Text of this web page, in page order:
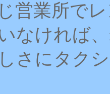
営業所で
なければ
さにタク